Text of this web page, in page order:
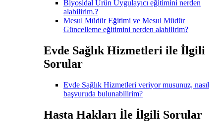
Biyosidal Ürün Uygulayıcı eğitimini nerden
alabilirim.?
Mesul Müdür Eğitimi ve Mesul Müdür
Güncelleme eğitimini nerden alabilirim?
Evde Sağlık Hizmetleri ile İlgili
Sorular
Evde Sağlık Hizmetleri veriyor musunuz, nasıl
başvuruda bulunabilirim?
Hasta Hakları İle İlgili Sorular